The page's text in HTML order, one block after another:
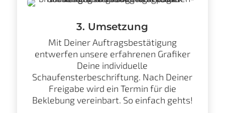
3. Umsetzung
Mit Deiner Auftragsbestätigung
entwerfen unsere erfahrenen Grafiker
Deine individuelle
Schaufensterbeschriftung. Nach Deiner
Freigabe wird ein Termin für die
Beklebung vereinbart. So einfach gehts!